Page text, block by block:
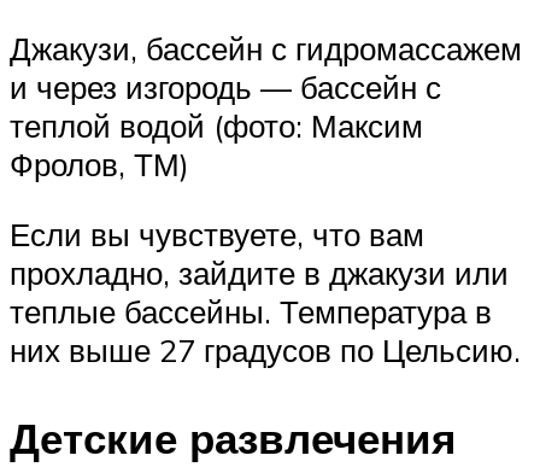
Джакузи, бассейн с гидромассажем
и через изгородь — бассейн с
теплой водой (фото: Максим
Фролов, ТМ)
Если вы чувствуете, что вам
прохладно, зайдите в джакузи или
теплые бассейны. Температура в
них выше 27 градусов по Цельсию.
Детские развлечения